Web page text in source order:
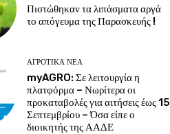
Πιστώθηκαν τα λιπάσματα αργά
το απόγευμα της Παρασκευής !
ΑΓΡΟΤΙΚΆ ΝΈΑ
myAGRO: Σε λειτουργία η
πλατφόρμα – Νωρίτερα οι
προκαταβολές για αιτήσεις έως 15
Σεπτεμβρίου – Όσα είπε ο
διοικητής της ΑΑΔΕ